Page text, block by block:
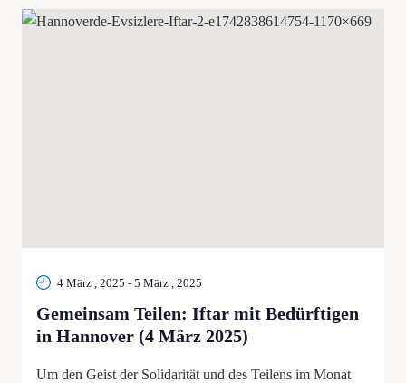
Gemeinsam Teilen: Iftar mit Bedürftigen
in Hannover (4 März 2025)
4 März , 2025 - 5 März , 2025
Um den Geist der Solidarität und des Teilens im Monat